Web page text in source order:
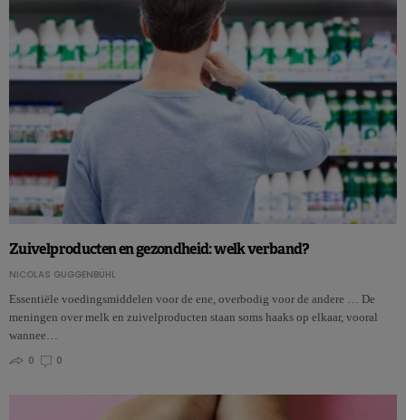
Zuivelproducten en gezondheid: welk verband?
NICOLAS GUGGENBÜHL
Essentiële voedingsmiddelen voor de ene, overbodig voor de andere … De
meningen over melk en zuivelproducten staan soms haaks op elkaar, vooral
wannee…
0
0